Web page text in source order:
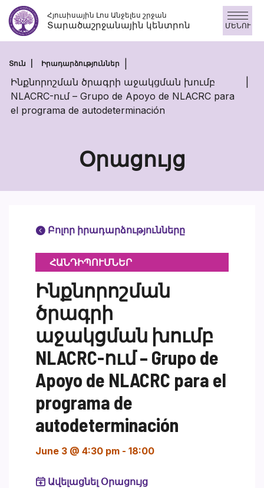
Skip
to
content
Հյուսիսային Լոս Անջելես շրջան
Տարածաշրջանային կենտրոն ՄԵՆՈՒ
Տուն Իրադարձություններ
Ինքնորոշման ծրագրի աջակցման խումբ
NLACRC-ում – Grupo de Apoyo de NLACRC para
el programa de autodeterminación
Օրացույց
Բոլոր իրադարձությունները
ՀԱՆԴԻՊՈՒՄՆԵՐ
Ինքնորոշման
ծրագրի
աջակցման խումբ
NLACRC-ում – Grupo de
Apoyo de NLACRC para el
programa de
autodeterminación
June 3 @ 4:30 pm - 18:00
Ավելացնել Օրացույց